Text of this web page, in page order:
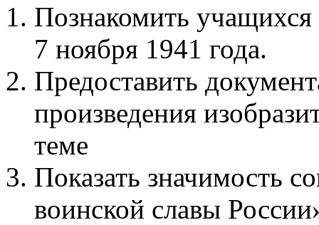
Познакомить учащихся
7 ноября 1941 года.
Предоставить
произведения
теме
Показать значимость
воинской славы